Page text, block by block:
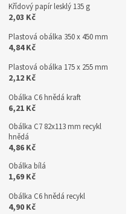
Křídový papír lesklý 135 g
2,03 Kč
Plastová obálka 350 x 450 mm
4,84 Kč
Plastová obálka 175 x 255 mm
2,12 Kč
Obálka C6 hnědá kraft
6,21 Kč
Obálka C7 82x113 mm recykl
hnědá
4,86 Kč
Obálka bílá
1,69 Kč
Obálka C6 hnědá recykl
4,90 Kč